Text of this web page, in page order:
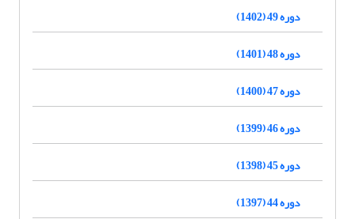
دوره 49 (1402)
دوره 48 (1401)
دوره 47 (1400)
دوره 46 (1399)
دوره 45 (1398)
دوره 44 (1397)